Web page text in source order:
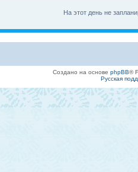
На этот день не
Создано на основе phpBB®
Русская